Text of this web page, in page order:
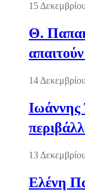
15
Θ.
14
Ιωάννης
13
Ελένη